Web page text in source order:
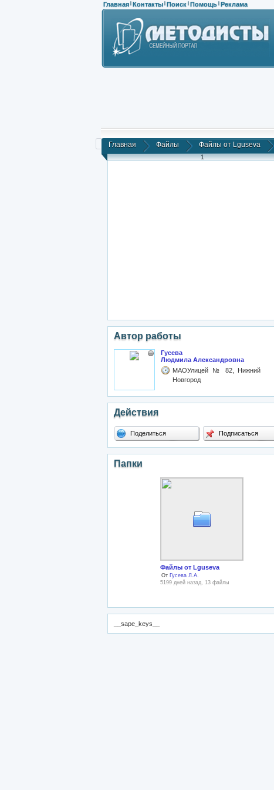
Главная | Контакты | Поиск | Помощь | Реклама
Главная Файлы Файлы от Lguseva
1
Автор работы
Гусева
Людмила Александровна
МАОУлицей № 82, Нижний
Новгород
Действия
Поделиться Подписаться
Папки
Файлы от Lguseva
От Гусева Л.А.
5199 дней назад, 13 файлы
__sape_keys__